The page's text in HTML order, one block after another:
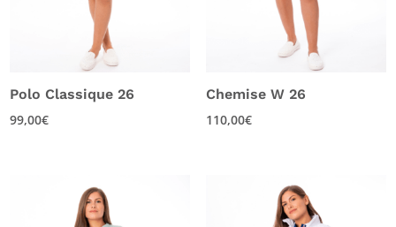
Polo Classique 26
99,00€
Chemise W 26
110,00€